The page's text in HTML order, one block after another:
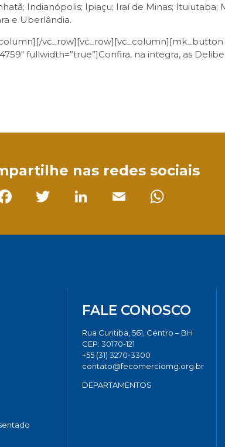
Indianópolis; Ipiaçu; Iraí de Minas;
e Uberlândia.
vc_row][vc_row][vc_column][mk_button
fullwidth=”true”]Confira, na integra, as
nas redes sociais
FALE CONOSCO
Rua Curitiba, 561, Centro – BH
CEP: 30170-121
+55 (31) 3270-3300
contato@fecomerciomg.org.br
DEPARTAMENTOS